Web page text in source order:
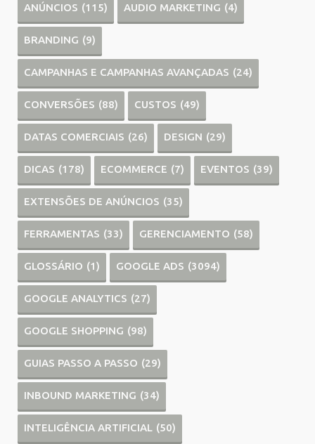
ANÚNCIOS (115) AUDIO MARKETING (4)
BRANDING (9)
CAMPANHAS E CAMPANHAS AVANÇADAS (24)
CONVERSÕES (88) CUSTOS (49)
DATAS COMERCIAIS (26) DESIGN (29)
DICAS (178) ECOMMERCE (7) EVENTOS (39)
EXTENSÕES DE ANÚNCIOS (35)
FERRAMENTAS (33) GERENCIAMENTO (58)
GLOSSÁRIO (1) GOOGLE ADS (3094)
GOOGLE ANALYTICS (27)
GOOGLE SHOPPING (98)
GUIAS PASSO A PASSO (29)
INBOUND MARKETING (34)
INTELIGÊNCIA ARTIFICIAL (50)